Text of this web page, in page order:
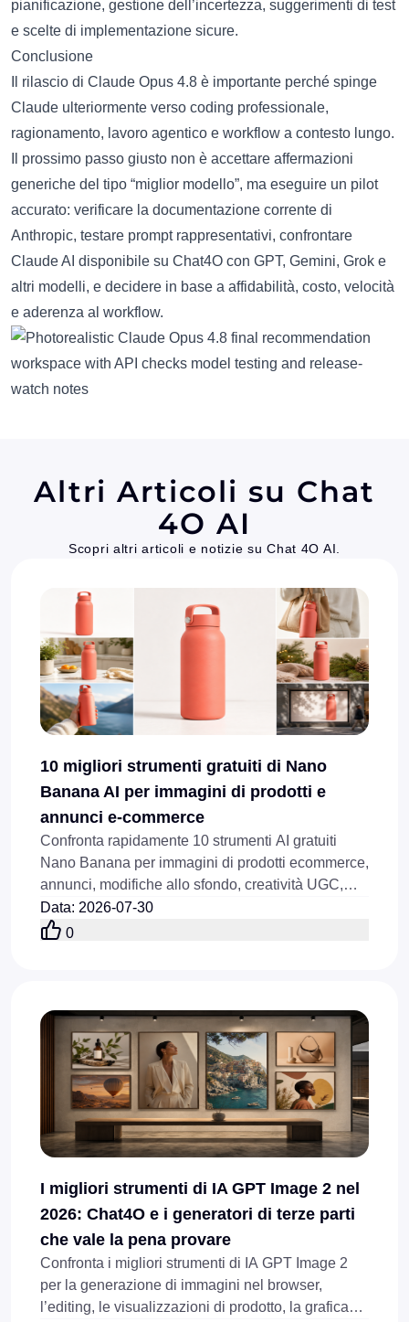
pianificazione, gestione dell’incertezza, suggerimenti di test
e scelte di implementazione sicure.
Conclusione
Il rilascio di Claude Opus 4.8 è importante perché spinge
Claude ulteriormente verso coding professionale,
ragionamento, lavoro agentico e workflow a contesto lungo.
Il prossimo passo giusto non è accettare affermazioni
generiche del tipo “miglior modello”, ma eseguire un pilot
accurato: verificare la documentazione corrente di
Anthropic, testare prompt rappresentativi, confrontare
Claude AI disponibile su Chat4O con GPT, Gemini, Grok e
altri modelli, e decidere in base a affidabilità, costo, velocità
e aderenza al workflow.
Altri Articoli su Chat
4O AI
Scopri altri articoli e notizie su Chat 4O AI.
10 migliori strumenti gratuiti di Nano
Banana AI per immagini di prodotti e
annunci e-commerce
Confronta rapidamente 10 strumenti AI gratuiti
Nano Banana per immagini di prodotti ecommerce,
annunci, modifiche allo sfondo, creatività UGC,
visual fashion e automazione delle immagini di
prodotto.
Data: 2026-07-30
0
I migliori strumenti di IA GPT Image 2 nel
2026: Chat4O e i generatori di terze parti
che vale la pena provare
Confronta i migliori strumenti di IA GPT Image 2
per la generazione di immagini nel browser,
l’editing, le visualizzazioni di prodotto, la grafica